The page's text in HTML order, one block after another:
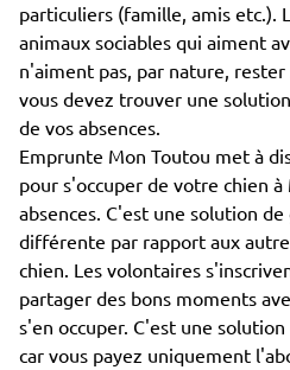
particuliers (famille, amis etc.).
animaux sociables qui aiment
n'aiment pas, par nature,
vous devez trouver une
de vos absences.
Emprunte Mon Toutou met à
pour s'occuper de votre chien à
absences. C'est une solution
différente par rapport aux
chien. Les volontaires
partager des bons moments
s'en occuper. C'est une
car vous payez uniquement